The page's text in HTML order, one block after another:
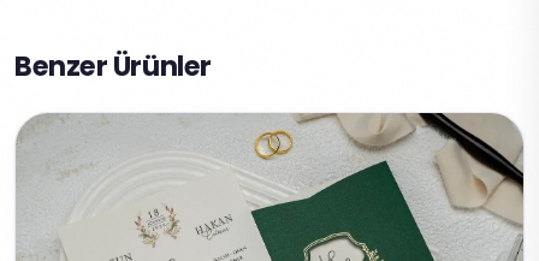
Benzer Ürünler